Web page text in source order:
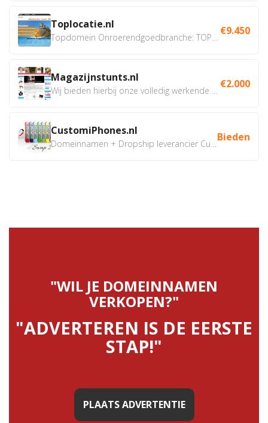
Toplocatie.nl €9.450
Magazijnstunts.nl €2.000
CustomiPhones.nl Bieden
"WIL JE DOMEINNAMEN
VERKOPEN?"
"ADVERTEREN IS DE EERSTE
STAP!"
PLAATS ADVERTENTIE